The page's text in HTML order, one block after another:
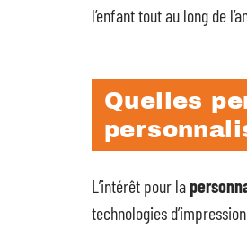
l’enfant tout au long de
Quelles
L’intérêt pour la
technologies